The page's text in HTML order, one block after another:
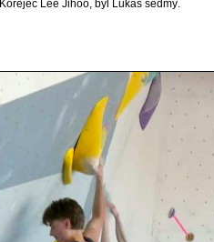
Lee Jihoo, byl Lukáš sedmý.